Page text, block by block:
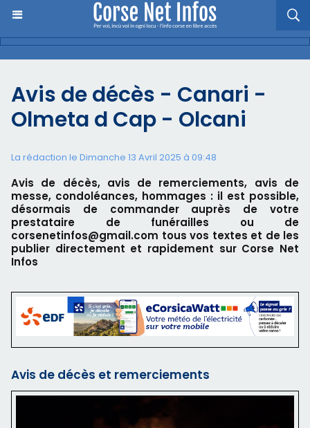
Avis de décès - Canari -
Olmeta d Cap - Olcani
La rédaction le Dimanche 13 Avril 2025 à 09:48
Avis de décès, avis de remerciements, avis de
messe, condoléances, hommages : il est possible,
désormais de commander auprès de votre
prestataire de funérailles ou de
corsenetinfos@gmail.com tous vos textes et de les
publier directement et rapidement sur Corse Net
Infos
Avis de décès et remerciements